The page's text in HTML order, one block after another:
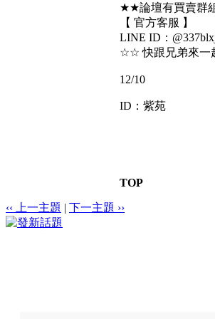
★★論壇有買賣
【 官方客服 】
LINE ID：
☆☆ 快跟兄弟來一
12/10
ID：紫苑
TOP
‹‹ 上一主題 | 下一主題 ››